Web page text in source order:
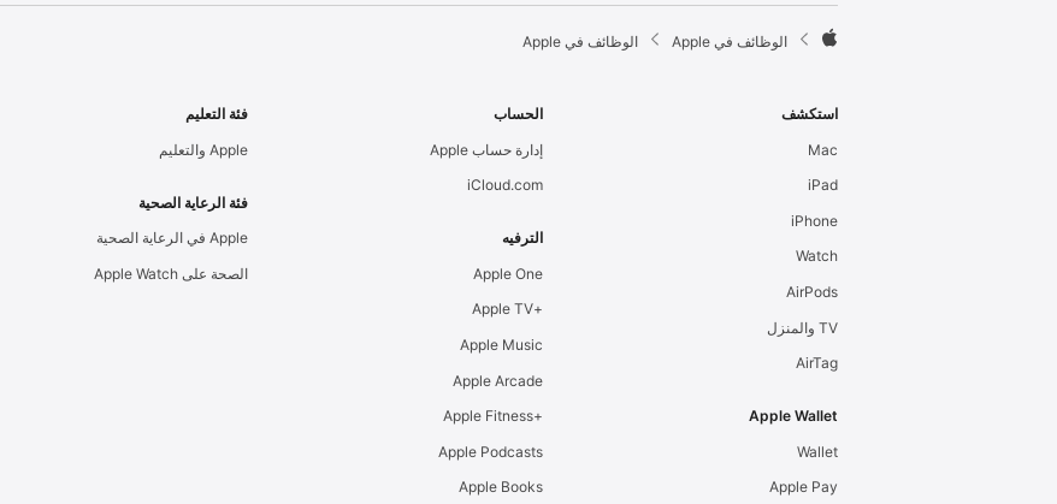
e
F
t
r

p
e
الوظائف في Apple الوظائف في Apple
استكشف
Mac
iPad
iPhone
Watch
AirPods
TV والمنزل
AirTag
Apple Wallet
Wallet
Apple Pay
الحساب
إدارة حساب Apple
iCloud.com
الترفيه
Apple One
+Apple TV
Apple Music
Apple Arcade
+Apple Fitness
Apple Podcasts
Apple Books
فئة التعليم
Apple والتعليم
فئة الرعاية الصحية
Apple في الرعاية الصحية
الصحة على Apple Watch